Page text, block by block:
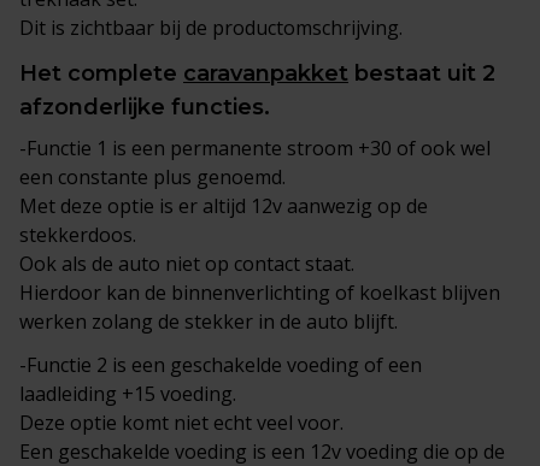
Dit is zichtbaar bij de productomschrijving.
Het complete caravanpakket bestaat uit 2
afzonderlijke functies.
-Functie 1 is een permanente stroom +30 of ook wel
een constante plus genoemd.
Met deze optie is er altijd 12v aanwezig op de
stekkerdoos.
Ook als de auto niet op contact staat.
Hierdoor kan de binnenverlichting of koelkast blijven
werken zolang de stekker in de auto blijft.
-Functie 2 is een geschakelde voeding of een
laadleiding +15 voeding.
Deze optie komt niet echt veel voor.
Een geschakelde voeding is een 12v voeding die op de